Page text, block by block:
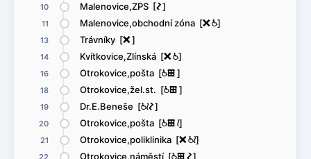
10 Malenovice,ZPS [ó]
11 Malenovice,obchodní zóna [ë@]
13 Trávníky [ë]
14 Kvítkovice,Zlínská [ë@]
16 Otrokovice,pošta [@æ]
18 Otrokovice,žel.st. [@æ]
19 Dr.E.Beneše [@<ó]
20 Otrokovice,pošta [@æ<]
21 Otrokovice,poliklinika [ë@<]
22 Otrokovice,náměstí [ ]